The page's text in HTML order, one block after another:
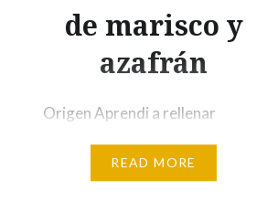
de marisco y
azafrán
Origen Aprendi a rellenar
cuchara parisienne , en El Corral
READ MORE